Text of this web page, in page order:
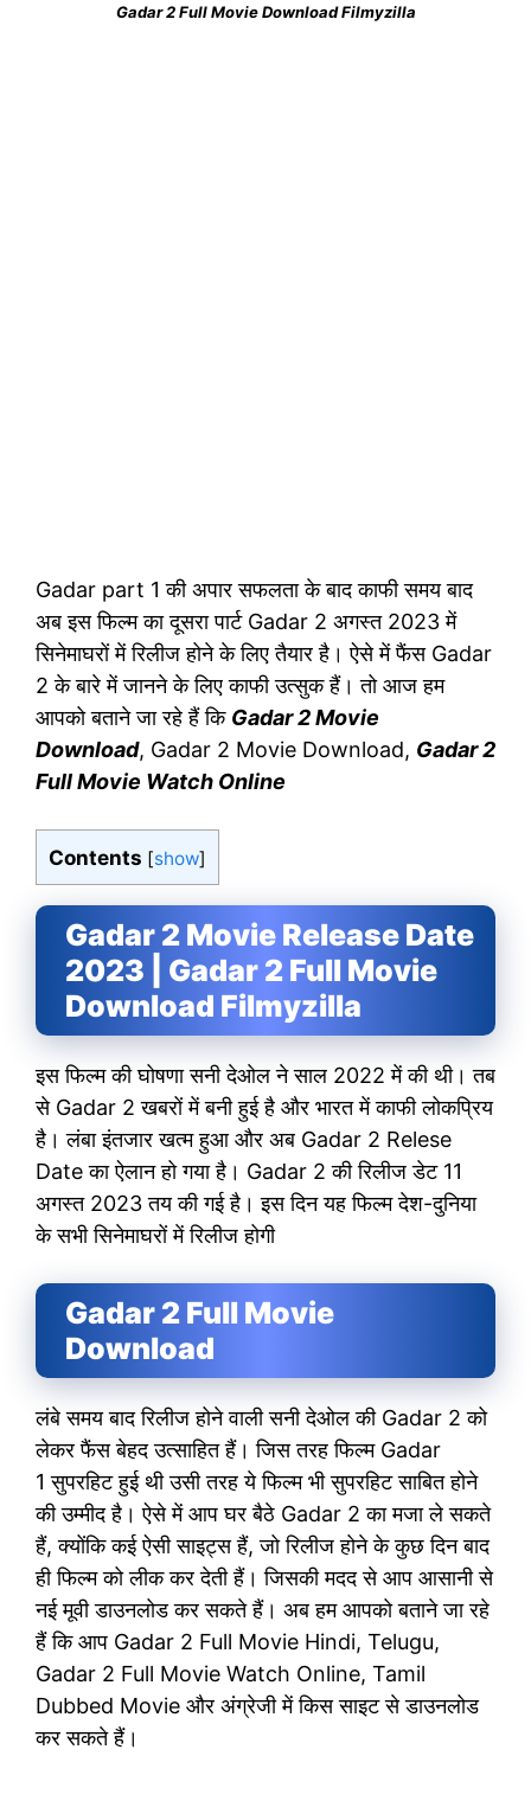
Gadar 2 Full Movie Download Filmyzilla
Gadar part 1 की अपार सफलता के बाद काफी समय बाद
अब इस फिल्म का दूसरा पार्ट Gadar 2 अगस्त 2023 में
सिनेमाघरों में रिलीज होने के लिए तैयार है। ऐसे में फैंस Gadar
2 के बारे में जानने के लिए काफी उत्सुक हैं। तो आज हम
आपको बताने जा रहे हैं कि Gadar 2 Movie
Download, Gadar 2 Movie Download, Gadar 2
Full Movie Watch Online
Contents [show]
Gadar 2 Movie Release Date
2023 | Gadar 2 Full Movie
Download Filmyzilla
इस फिल्म की घोषणा सनी देओल ने साल 2022 में की थी। तब
से Gadar 2 खबरों में बनी हुई है और भारत में काफी लोकप्रिय
है। लंबा इंतजार खत्म हुआ और अब Gadar 2 Relese
Date का ऐलान हो गया है। Gadar 2 की रिलीज डेट 11
अगस्त 2023 तय की गई है। इस दिन यह फिल्म देश-दुनिया
के सभी सिनेमाघरों में रिलीज होगी
Gadar 2 Full Movie
Download
लंबे समय बाद रिलीज होने वाली सनी देओल की Gadar 2 को
लेकर फैंस बेहद उत्साहित हैं। जिस तरह फिल्म Gadar
1 सुपरहिट हुई थी उसी तरह ये फिल्म भी सुपरहिट साबित होने
की उम्मीद है। ऐसे में आप घर बैठे Gadar 2 का मजा ले सकते
हैं, क्योंकि कई ऐसी साइट्स हैं, जो रिलीज होने के कुछ दिन बाद
ही फिल्म को लीक कर देती हैं। जिसकी मदद से आप आसानी से
नई मूवी डाउनलोड कर सकते हैं। अब हम आपको बताने जा रहे
हैं कि आप Gadar 2 Full Movie Hindi, Telugu,
Gadar 2 Full Movie Watch Online, Tamil
Dubbed Movie और अंग्रेजी में किस साइट से डाउनलोड
कर सकते हैं।